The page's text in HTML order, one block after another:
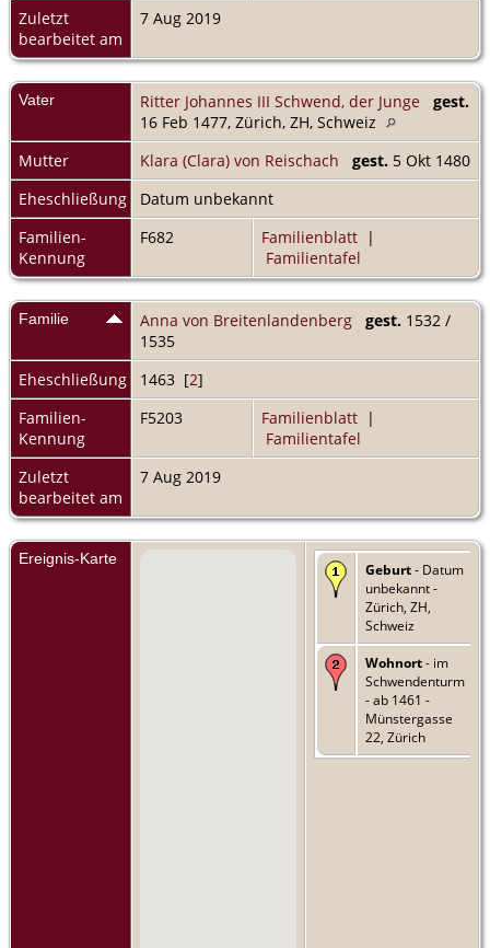
Zuletzt
bearbeitet am
7 Aug 2019
Vater Ritter Johannes III Schwend, der Junge
gest.
16 Feb 1477, Zürich, ZH, Schweiz
Mutter
Klara (Clara) von Reischach gest. 5 Okt 1480
Eheschließung
Datum unbekannt
Familien-
Kennung
F682 Familienblatt |
Familientafel
Familie Anna von Breitenlandenberg gest. 1532 /
1535
Eheschließung
1463 [2]
Familien-
Kennung
F5203 Familienblatt |
Familientafel
Zuletzt
bearbeitet am
7 Aug 2019
Ereignis-Karte
Geburt- Datum
unbekannt -
Zürich, ZH,
Schweiz
Wohnort- im
Schwendenturm
- ab 1461 -
Münstergasse
22, Zürich